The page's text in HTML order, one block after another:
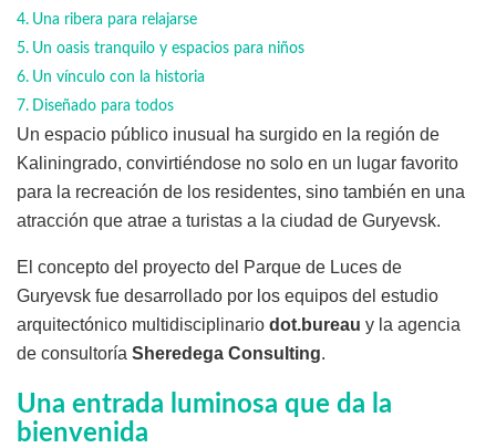
Una ribera para relajarse
Un oasis tranquilo y espacios para niños
Un vínculo con la historia
Diseñado para todos
Un espacio público inusual ha surgido en la región de
Kaliningrado, convirtiéndose no solo en un lugar favorito
para la recreación de los residentes, sino también en una
atracción que atrae a turistas a la ciudad de Guryevsk.
El concepto del proyecto del Parque de Luces de
Guryevsk fue desarrollado por los equipos del estudio
arquitectónico multidisciplinario dot.bureau y la agencia
de consultoría Sheredega Consulting.
Una entrada luminosa que da la
bienvenida